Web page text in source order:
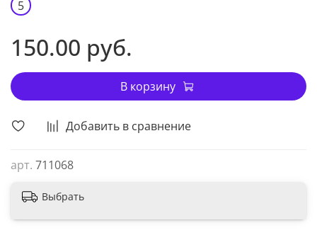
Добавить в сравнение
арт. 711068
5
150.00 руб.
В корзину
Выбрать